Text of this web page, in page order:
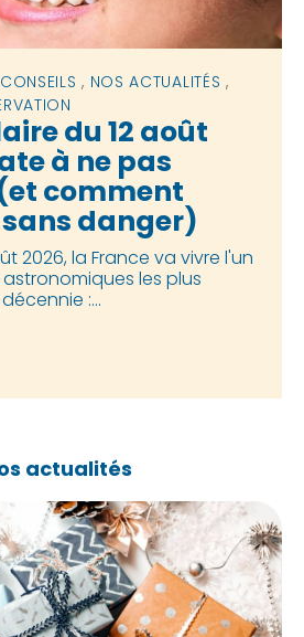
, NOS ACTUALITÉS ,
du 12 août
à ne pas
comment
danger)
2026, la France va vivre l'un
les plus
:...
actualités